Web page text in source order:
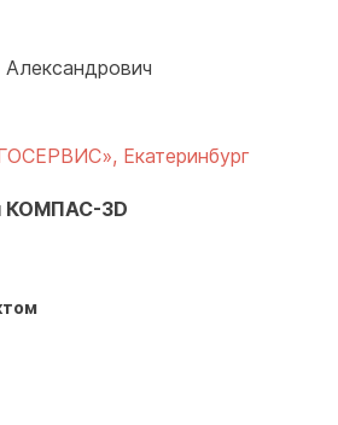
Екатеринбург
КОМПАС-3D